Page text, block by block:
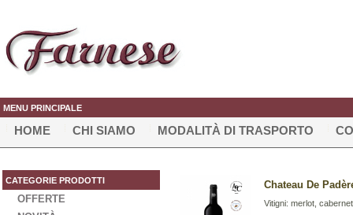
MENU PRINCIPALE
HOME CHI SIAMO MODALITÀ DI TRASPORTO
CATEGORIE PRODOTTI
OFFERTE
Chateau De
Vitigni: merlot,